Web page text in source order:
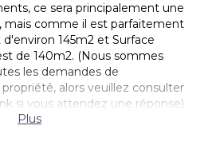
ce sera principalement une
mais comme il est parfaitement
d'environ 145m2 et Surface
de 140m2. (Nous sommes
les demandes de
alors veuillez consulter
si vous attendez une réponse)
Plus